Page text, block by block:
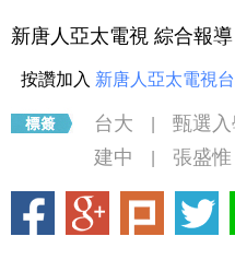
新唐人亞太電視 綜合報導
按讚加入 新唐人亞太電視
台大 甄選入
建中 張盛惟